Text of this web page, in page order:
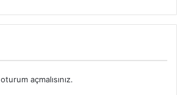
oturum açmalısınız.